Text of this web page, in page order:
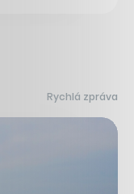
Rychlá zpráva